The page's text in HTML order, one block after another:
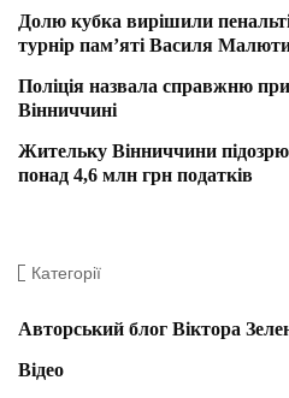
Долю кубка вирішили
турнір пам’яті Василя
Поліція назвала справжню
Вінниччині
Жительку Вінниччини
понад 4,6 млн грн податків
Категорії
Авторський блог Віктора
Відео